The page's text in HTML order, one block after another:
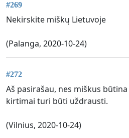
#269
Nekirskite miškų Lietuvoje
(Palanga, 2020-10-24)
#272
Aš pasirašau, nes miškus
kirtimai turi būti uždrausti.
(Vilnius, 2020-10-24)